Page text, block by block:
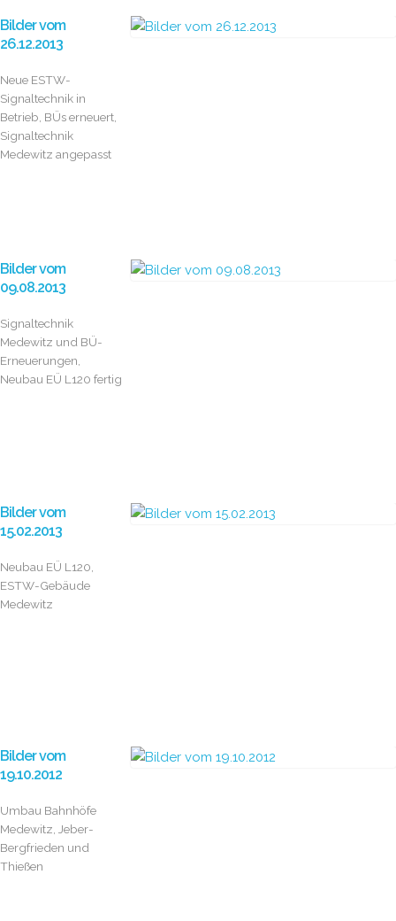
Bilder vom
26.12.2013
Neue ESTW-
Signaltechnik in
Betrieb, BÜs erneuert,
Signaltechnik
Medewitz angepasst
Bilder vom
09.08.2013
Signaltechnik
Medewitz und BÜ-
Erneuerungen,
Neubau EÜ L120 fertig
Bilder vom
15.02.2013
Neubau EÜ L120,
ESTW-Gebäude
Medewitz
Bilder vom
19.10.2012
Umbau Bahnhöfe
Medewitz, Jeber-
Bergfrieden und
Thießen